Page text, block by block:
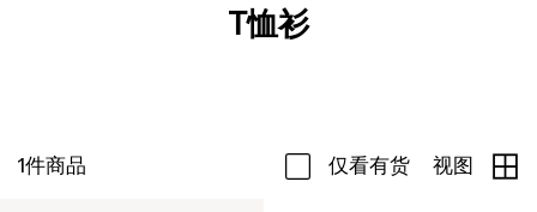
T恤衫
1件商品 仅看有货 视图